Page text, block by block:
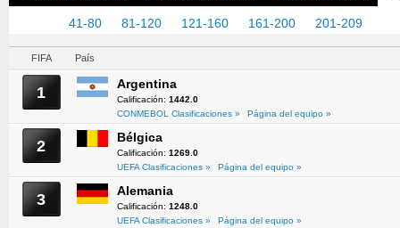
41-80 81-120 121-160 161-200 201-209
FIFA País
1 Argentina
Calificación: 1442.0
CONMEBOL Clasificaciones »
Página del equipo »
2 Bélgica
Calificación: 1269.0
UEFA Clasificaciones »
Página del equipo »
3 Alemania
Calificación: 1248.0
UEFA Clasificaciones »
Página del equipo »